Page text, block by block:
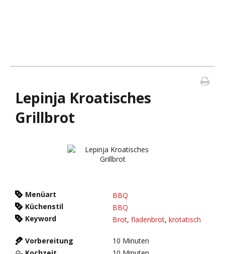
Lepinja Kroatisches
Grillbrot
Menüart
BBQ
Küchenstil
BBQ
Keyword
Brot, fladenbrot, krotatisch
Vorbereitung 10 Minuten